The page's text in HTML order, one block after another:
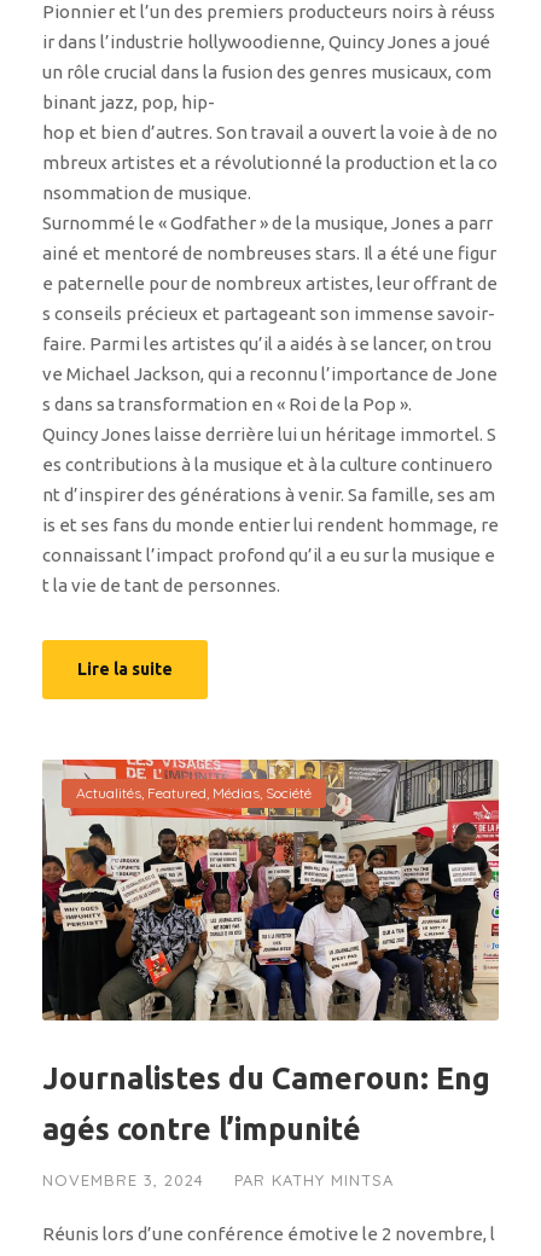
Pionnier et l’un des premiers producteurs noirs à réuss
ir dans l’industrie hollywoodienne, Quincy Jones a joué
un rôle crucial dans la fusion des genres musicaux, com
binant jazz, pop, hip-
hop et bien d’autres. Son travail a ouvert la voie à de no
mbreux artistes et a révolutionné la production et la co
nsommation de musique.
Surnommé le « Godfather » de la musique, Jones a parr
ainé et mentoré de nombreuses stars. Il a été une figur
e paternelle pour de nombreux artistes, leur offrant de
s conseils précieux et partageant son immense savoir-
faire. Parmi les artistes qu’il a aidés à se lancer, on trou
ve Michael Jackson, qui a reconnu l’importance de Jone
s dans sa transformation en « Roi de la Pop ».
Quincy Jones laisse derrière lui un héritage immortel. S
es contributions à la musique et à la culture continuero
nt d’inspirer des générations à venir. Sa famille, ses am
is et ses fans du monde entier lui rendent hommage, re
connaissant l’impact profond qu’il a eu sur la musique e
t la vie de tant de personnes.
Lire la suite
Actualités, Featured, Médias, Société
Journalistes du Cameroun: Eng
agés contre l’impunité
NOVEMBRE 3, 2024 PAR KATHY MINTSA
Réunis lors d’une conférence émotive le 2 novembre, l